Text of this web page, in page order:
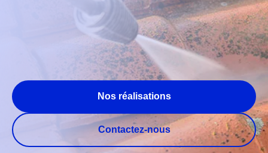
Nos réalisations
Contactez-nous